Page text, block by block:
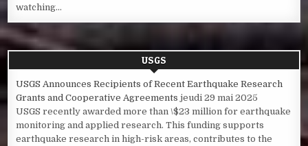
watching...
USGS
USGS Announces Recipients of Recent Earthquake Research
Grants and Cooperative Agreements jeudi 29 mai 2025
USGS recently awarded more than \$23 million for earthquake
monitoring and applied research. This funding supports
earthquake research in high-risk areas, contributes to the